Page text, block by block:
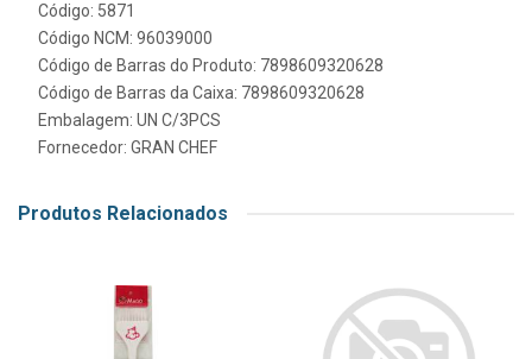
Código: 5871
Código NCM: 96039000
Código de Barras do Produto: 7898609320628
Código de Barras da Caixa: 7898609320628
Embalagem: UN C/3PCS
Fornecedor: GRAN CHEF
Produtos Relacionados